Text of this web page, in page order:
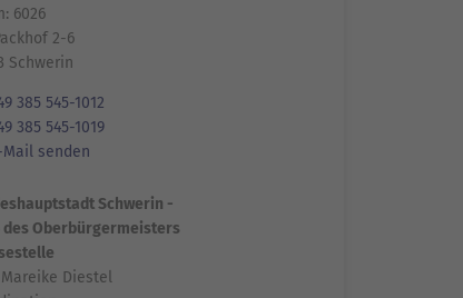
6026
2-6
Schwerin
385 545-1012
385 545-1019
Mail senden
Schwerin -
des Oberbürgermeisters
Diestel